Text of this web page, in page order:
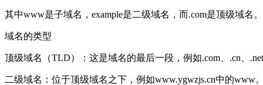
其中www是子域名，example是二级域名，而.com是顶级域名。
域名的类型
顶级域名（TLD）：这是域名的最后一段，例如.com、.cn、.net
二级域名：位于顶级域名之下，例如www.ygwzjs.cn中的www。